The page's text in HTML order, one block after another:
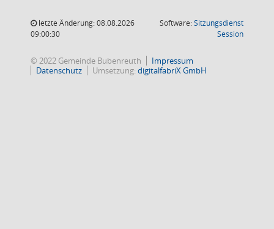
letzte Änderung: 08.08.2026
09:00:30
Software:Sitzungsdienst
Session(Wird in
© 2022 Gemeinde Bubenreuth
Impressum
Datenschutz
Umsetzung:digitalfabriX GmbH